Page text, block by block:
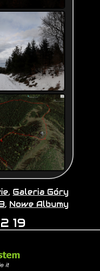
, Galeria Góry
, Nowe Albumy
19